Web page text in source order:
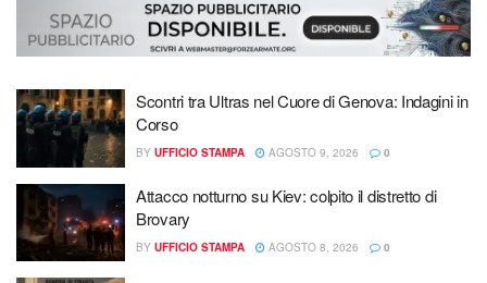
Scontri tra Ultras nel Cuore di Genova: Indagini in
Corso
BY UFFICIO STAMPA AGOSTO 9, 2026 0
Attacco notturno su Kiev: colpito il distretto di
Brovary
BY UFFICIO STAMPA AGOSTO 8, 2026 0